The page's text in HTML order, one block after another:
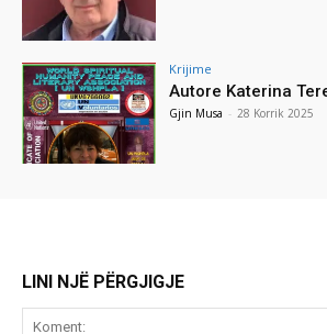
Krijime
Autore Katerina
Gjin Musa - 28 Korrik 2025
LINI NJË PËRGJIGJE